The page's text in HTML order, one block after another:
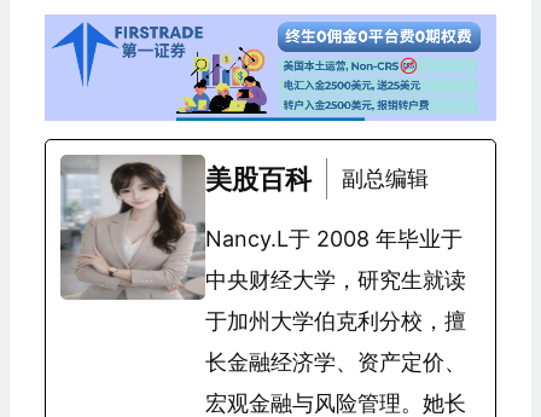
美股百科 副总编辑
Nancy.L于 2008 年毕业于
中央财经大学，研究生就读
于加州大学伯克利分校，擅
长金融经济学、资产定价、
宏观金融与风险管理。她长